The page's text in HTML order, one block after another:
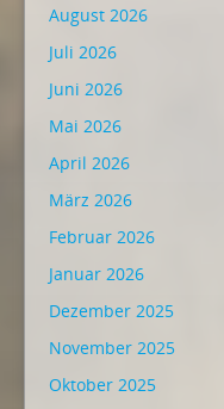
August 2026
Juli 2026
Juni 2026
Mai 2026
April 2026
März 2026
Februar 2026
Januar 2026
Dezember 2025
November 2025
Oktober 2025